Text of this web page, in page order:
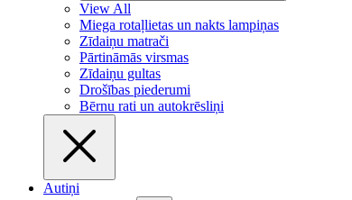
View All
Miega rotaļlietas un nakts lampiņas
Zīdaiņu matrači
Pārtināmās virsmas
Zīdaiņu gultas
Drošības piederumi
Bērnu rati un autokrēsliņi
Autiņi